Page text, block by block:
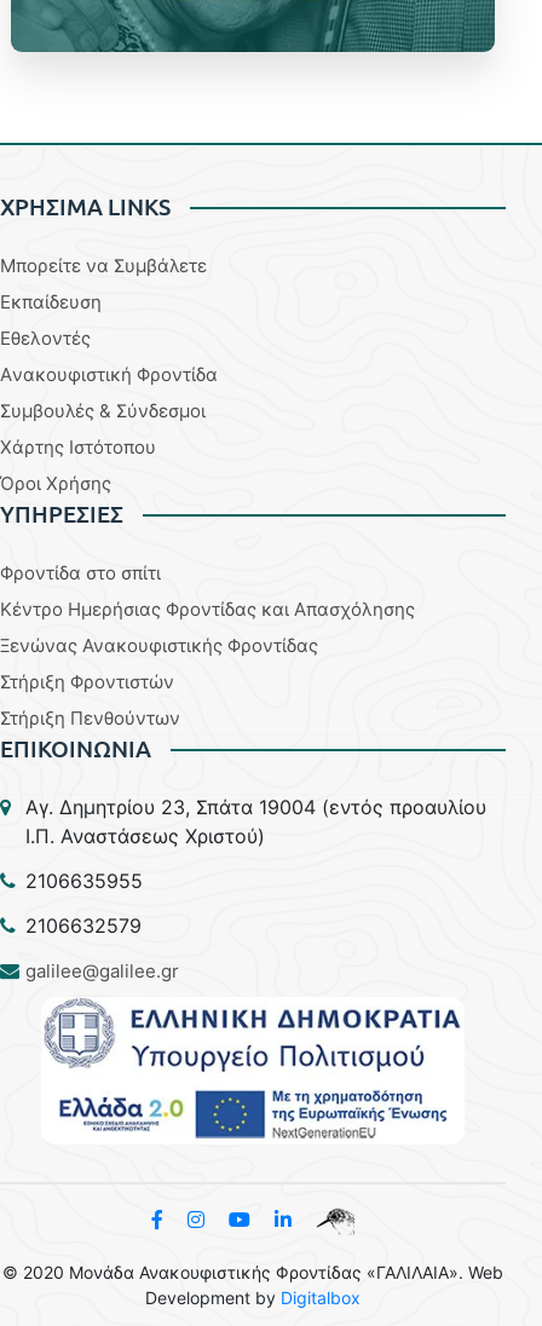
ΧΡΗΣΙΜΑ LINKS
Μπορείτε να Συμβάλετε
Εκπαίδευση
Εθελοντές
Aνακουφιστική Φροντίδα
Συμβουλές & Σύνδεσμοι
Χάρτης Ιστότοπου
Όροι Χρήσης
YΠΗΡΕΣΙΕΣ
Φροντίδα στο σπίτι
Κέντρο Ημερήσιας Φροντίδας και Απασχόλησης
Ξενώνας Ανακουφιστικής Φροντίδας
Στήριξη Φροντιστών
Στήριξη Πενθούντων
ΕΠΙΚΟΙΝΩΝΙΑ
Aγ. Δημητρίου 23, Σπάτα 19004 (εντός προαυλίου
Ι.Π. Αναστάσεως Χριστού)
2106635955
2106632579
galilee@galilee.gr
© 2020 Μονάδα Ανακουφιστικής Φροντίδας «ΓΑΛΙΛΑΙΑ». Web
Development by Digitalbox